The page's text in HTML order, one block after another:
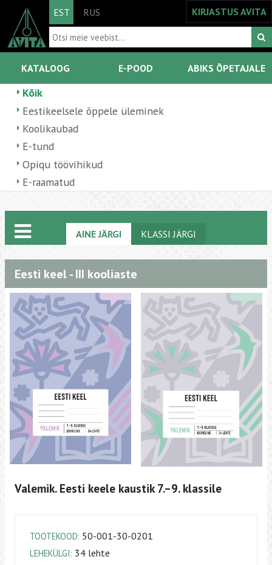
EST RUS KIRJASTUS AVITA
KATALOOG E-POOD ABIKS ÕPETAJALE
Kõik
Eestikeelsele õppele üleminek
Koolikaubad
E-tund
Opiqu töövihikud
E-raamatud
AINE JÄRGI KLASSI JÄRGI
Eesti keel - III kooliaste
Valemik. Eesti keele kaustik 7.–9. klassile
TOOTEKOOD: 50-001-30-0201
LEHEKÜLGI: 34 lehte